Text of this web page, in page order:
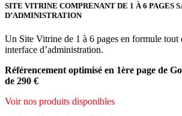
SITE VITRINE COMPRENANT DE 1 À 6 PAGES
D’ADMINISTRATION
Un Site Vitrine de 1 à 6 pages en formule tout
interface d’administration.
Référencement optimisé en 1ère page de
de 290 €
Voir nos produits disponibles